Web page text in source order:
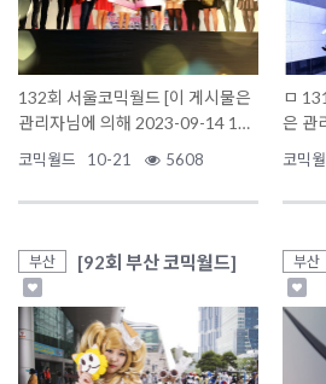
132회 서울코믹월드 [이 게시물은
관리자님에 의해 2023-09-14 15:
29:08..
코믹월드 10-21 5608
ㅁ
은 관
코믹
부산 [92회 부산 코믹월드] 부산